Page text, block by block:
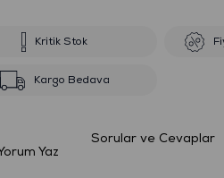
Kritik Stok
Kargo Bedava
Yaz
Sorular ve Cevaplar